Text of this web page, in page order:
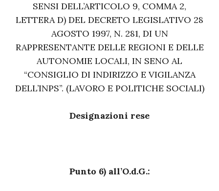
SENSI DELL’ARTICOLO 9, COMMA 2,
LETTERA D) DEL DECRETO LEGISLATIVO 28
AGOSTO 1997, N. 281, DI UN
RAPPRESENTANTE DELLE REGIONI E DELLE
AUTONOMIE LOCALI, IN SENO AL
“CONSIGLIO DI INDIRIZZO E VIGILANZA
DELL’INPS”. (LAVORO E POLITICHE SOCIALI)
Designazioni rese
Punto 6) all’O.d.G.: